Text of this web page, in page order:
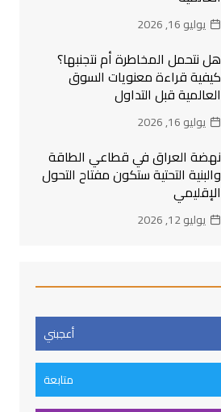
يوليو 16, 2026
هل نتحمل المخاطرة أم نتجنبها؟
كيفية قراءة معنويات السوق
العالمية قبل التداول
يوليو 16, 2026
نهضة العراق في قطاعي الطاقة
والبنية التحتية ستكون مفتاح التحول
الإقليمي
يوليو 12, 2026
أعجبني
متابعة